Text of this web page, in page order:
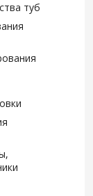
туб